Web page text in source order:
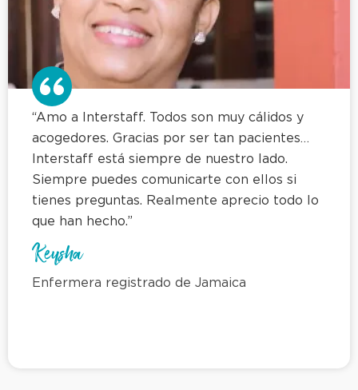
“Amo a Interstaff. Todos son muy cálidos y
acogedores. Gracias por ser tan pacientes…
Interstaff está siempre de nuestro lado.
Siempre puedes comunicarte con ellos si
tienes preguntas. Realmente aprecio todo lo
que han hecho.”
Keysha
Enfermera registrado de Jamaica